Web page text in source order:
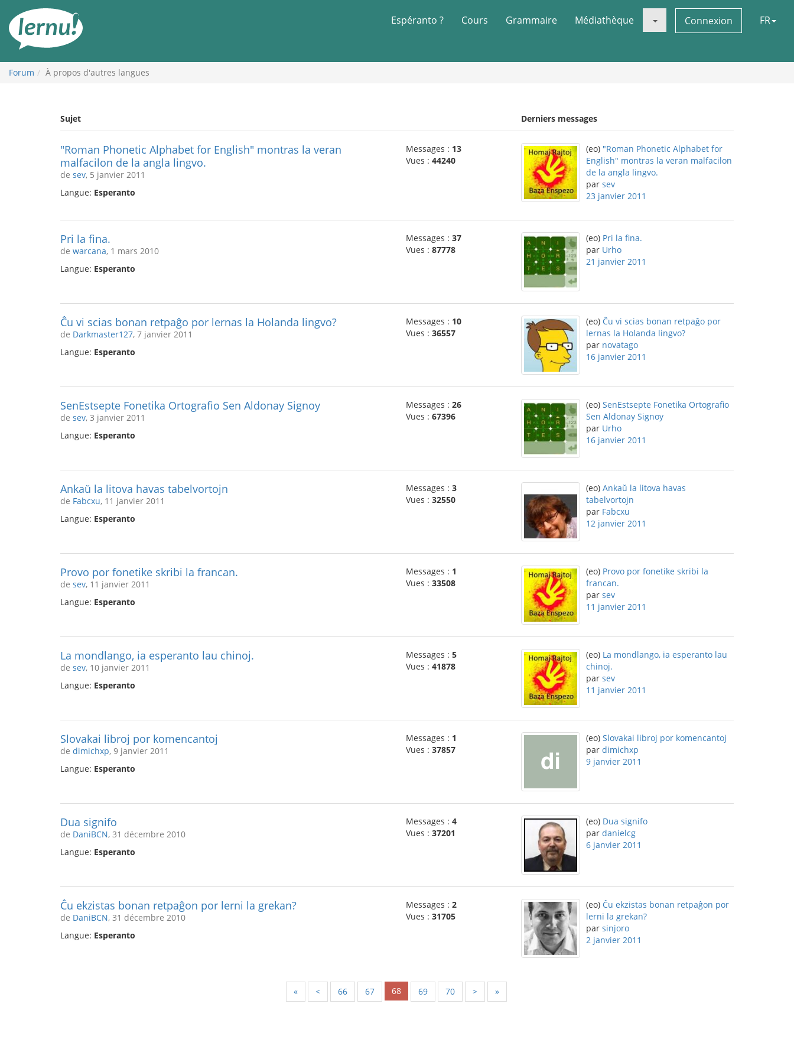
contenu
Espéranto ? Cours Grammaire Médiathèque Connexion FR
Forum À propos d'autres langues
Sujet Derniers messages
"Roman Phonetic Alphabet for English" montras la veran
malfacilon de la angla lingvo.
de sev, 5 janvier 2011
Langue: Esperanto
Messages : 13
Vues : 44240
(eo) "Roman Phonetic Alphabet for
English" montras la veran malfacilon
de la angla lingvo.
par sev
23 janvier 2011
Pri la fina.
de warcana, 1 mars 2010
Langue: Esperanto
Messages : 37
Vues : 87778
(eo) Pri la fina.
par Urho
21 janvier 2011
Ĉu vi scias bonan retpaĝo por lernas la Holanda lingvo?
de Darkmaster127, 7 janvier 2011
Langue: Esperanto
Messages : 10
Vues : 36557
(eo) Ĉu vi scias bonan retpaĝo por
lernas la Holanda lingvo?
par novatago
16 janvier 2011
SenEstsepte Fonetika Ortografio Sen Aldonay Signoy
de sev, 3 janvier 2011
Langue: Esperanto
Messages : 26
Vues : 67396
(eo) SenEstsepte Fonetika Ortografio
Sen Aldonay Signoy
par Urho
16 janvier 2011
Ankaŭ la litova havas tabelvortojn
de Fabcxu, 11 janvier 2011
Langue: Esperanto
Messages : 3
Vues : 32550
(eo) Ankaŭ la litova havas
tabelvortojn
par Fabcxu
12 janvier 2011
Provo por fonetike skribi la francan.
de sev, 11 janvier 2011
Langue: Esperanto
Messages : 1
Vues : 33508
(eo) Provo por fonetike skribi la
francan.
par sev
11 janvier 2011
La mondlango, ia esperanto lau chinoj.
de sev, 10 janvier 2011
Langue: Esperanto
Messages : 5
Vues : 41878
(eo) La mondlango, ia esperanto lau
chinoj.
par sev
11 janvier 2011
Slovakai libroj por komencantoj
de dimichxp, 9 janvier 2011
Langue: Esperanto
Messages : 1
Vues : 37857
(eo) Slovakai libroj por komencantoj
par dimichxp
9 janvier 2011
Dua signifo
de DaniBCN, 31 décembre 2010
Langue: Esperanto
Messages : 4
Vues : 37201
(eo) Dua signifo
par danielcg
6 janvier 2011
Ĉu ekzistas bonan retpaĝon por lerni la grekan?
de DaniBCN, 31 décembre 2010
Langue: Esperanto
Messages : 2
Vues : 31705
(eo) Ĉu ekzistas bonan retpaĝon por
lerni la grekan?
par sinjoro
2 janvier 2011
« < 66 67 68 69 70 > »